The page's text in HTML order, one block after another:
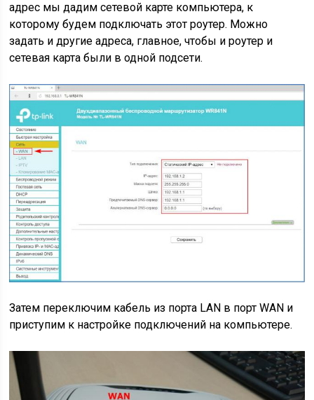
адрес мы дадим сетевой карте компьютера, к
которому будем подключать этот роутер. Можно
задать и другие адреса, главное, чтобы и роутер и
сетевая карта были в одной подсети.
Затем переключим кабель из порта LAN в порт WAN и
приступим к настройке подключений на компьютере.